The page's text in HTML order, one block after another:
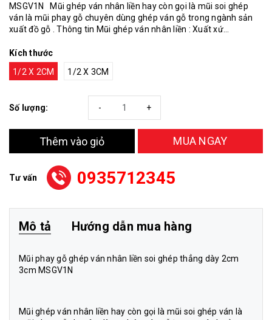
MSGV1N Mũi ghép ván nhân liền hay còn gọi là mũi soi ghép
ván là mũi phay gỗ chuyên dùng ghép ván gỗ trong ngành sản
xuất đồ gỗ . Thông tin Mũi ghép ván nhân liền : Xuất xứ...
Kích thước
1/2 X 2CM
1/2 X 3CM
Số lượng: +
-
Thêm vào giỏ MUA NGAY
Tư vấn 0935712345
Mô tả Hướng dẫn mua hàng
Mũi phay gỗ ghép ván nhân liền soi ghép thẳng dày 2cm
3cm MSGV1N
Mũi ghép ván nhân liền hay còn gọi là mũi soi ghép ván là